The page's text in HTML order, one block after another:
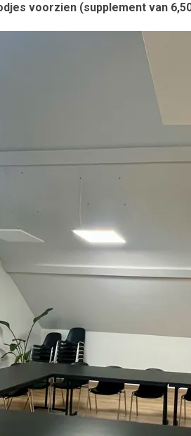
voorzien (supplement van